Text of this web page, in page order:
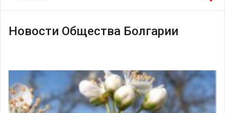
Новости Общества Болгарии